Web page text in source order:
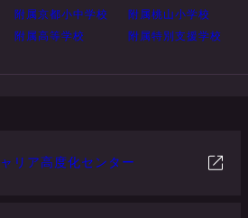
附属京都小中学校
附属桃山小学校
附属高等学校 附属特別支援学校
リア高度化センター